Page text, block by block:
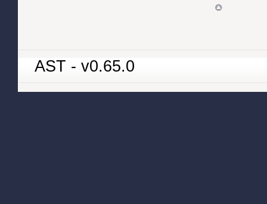
AST - v0.65.0